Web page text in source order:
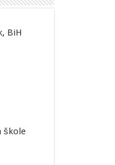
BiH
škole